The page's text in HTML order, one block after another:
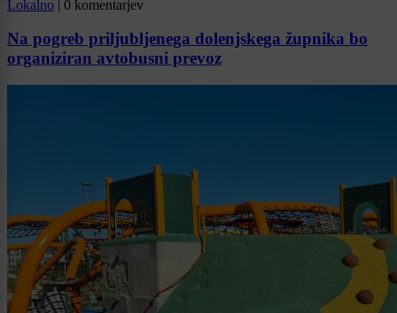
Lokalno | 0 komentarjev
Na pogreb priljubljenega dolenjskega župnika bo
organiziran avtobusni prevoz